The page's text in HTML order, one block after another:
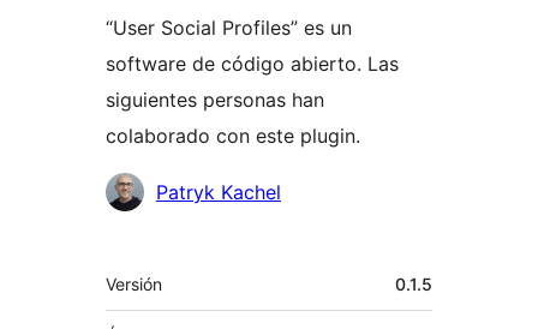
“User Social Profiles” es un
software de código abierto. Las
siguientes personas han
colaborado con este plugin.
Colaboradores
Patryk Kachel
Meta
Versión 0.1.5